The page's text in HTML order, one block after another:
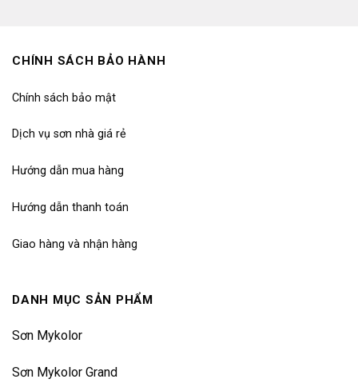
CHÍNH SÁCH BẢO HÀNH
Chính sách bảo mật
Dịch vụ sơn nhà giá rẻ
Hướng dẫn mua hàng
Hướng dẫn thanh toán
Giao hàng và nhận hàng
DANH MỤC SẢN PHẨM
Sơn Mykolor
Sơn Mykolor Grand